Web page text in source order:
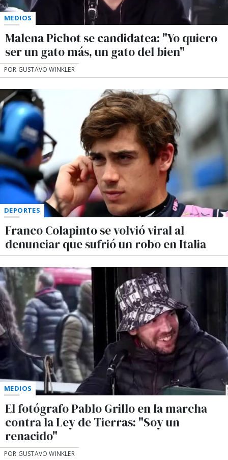
MEDIOS
Malena Pichot se candidatea: "Yo quiero
ser un gato más, un gato del bien"
POR GUSTAVO WINKLER
DEPORTES
Franco Colapinto se volvió viral al
denunciar que sufrió un robo en Italia
MEDIOS
El fotógrafo Pablo Grillo en la marcha
contra la Ley de Tierras: "Soy un
renacido"
POR GUSTAVO WINKLER